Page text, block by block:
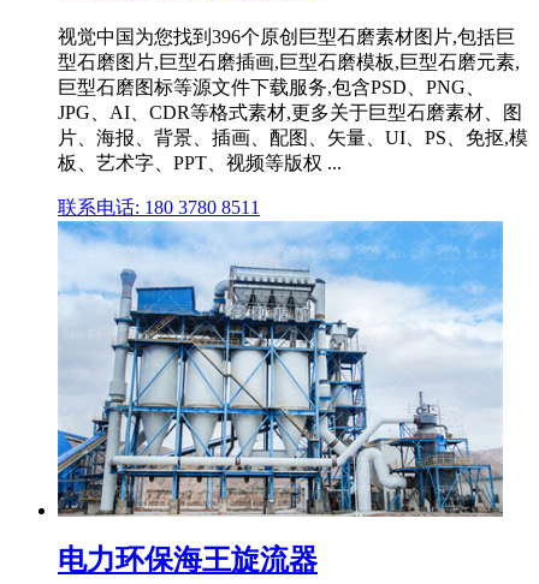
视觉中国为您找到396个原创巨型石磨素材图片,包括巨
型石磨图片,巨型石磨插画,巨型石磨模板,巨型石磨元素,
巨型石磨图标等源文件下载服务,包含PSD、PNG、
JPG、AI、CDR等格式素材,更多关于巨型石磨素材、图
片、海报、背景、插画、配图、矢量、UI、PS、免抠,模
板、艺术字、PPT、视频等版权 ...
联系电话: 180 3780 8511
电力环保海王旋流器